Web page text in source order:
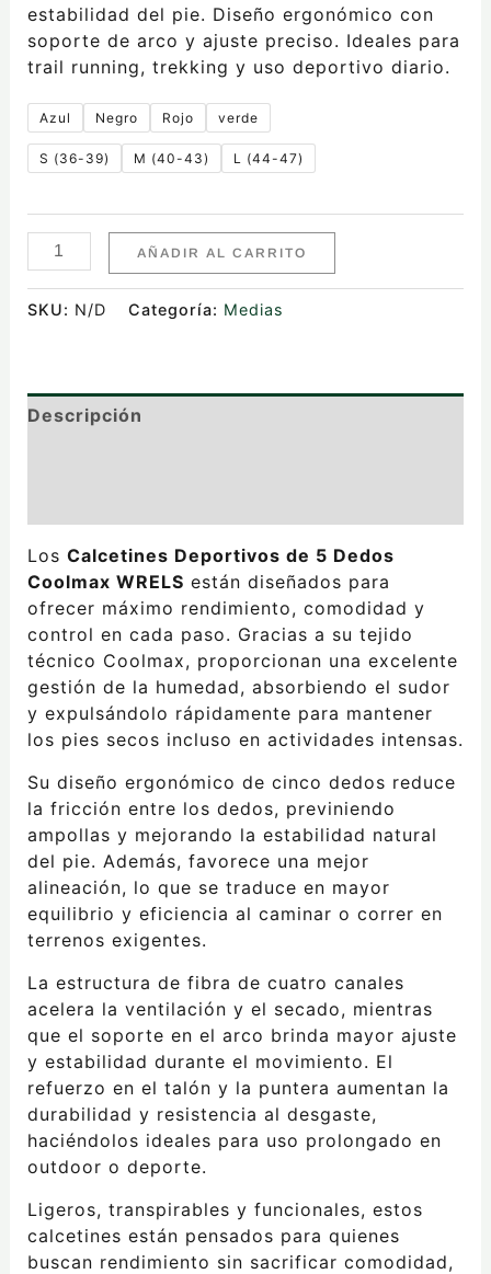
estabilidad del pie. Diseño ergonómico con
soporte de arco y ajuste preciso. Ideales para
trail running, trekking y uso deportivo diario.
Azul Negro Rojo verde
S (36-39) M (40-43) L (44-47)
AÑADIR AL CARRITO
SKU: N/D Categoría: Medias
Descripción
Los Calcetines Deportivos de 5 Dedos
Coolmax WRELS están diseñados para
ofrecer máximo rendimiento, comodidad y
control en cada paso. Gracias a su tejido
técnico Coolmax, proporcionan una excelente
gestión de la humedad, absorbiendo el sudor
y expulsándolo rápidamente para mantener
los pies secos incluso en actividades intensas.
Su diseño ergonómico de cinco dedos reduce
la fricción entre los dedos, previniendo
ampollas y mejorando la estabilidad natural
del pie. Además, favorece una mejor
alineación, lo que se traduce en mayor
equilibrio y eficiencia al caminar o correr en
terrenos exigentes.
La estructura de fibra de cuatro canales
acelera la ventilación y el secado, mientras
que el soporte en el arco brinda mayor ajuste
y estabilidad durante el movimiento. El
refuerzo en el talón y la puntera aumentan la
durabilidad y resistencia al desgaste,
haciéndolos ideales para uso prolongado en
outdoor o deporte.
Ligeros, transpirables y funcionales, estos
calcetines están pensados para quienes
buscan rendimiento sin sacrificar comodidad,